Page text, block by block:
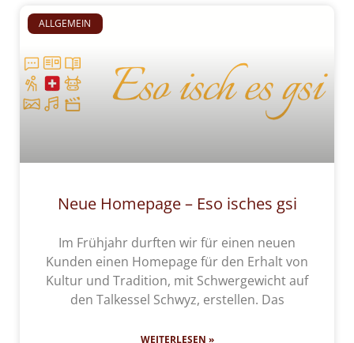
ALLGEMEIN
Neue Homepage – Eso isches gsi
Im Frühjahr durften wir für einen neuen
Kunden einen Homepage für den Erhalt von
Kultur und Tradition, mit Schwergewicht auf
den Talkessel Schwyz, erstellen. Das
WEITERLESEN »